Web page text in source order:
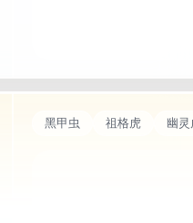
黑甲虫 祖格虎 幽灵